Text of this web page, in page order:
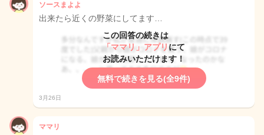
ソースまよよ
出来たら近くの野菜にしてます…
この回答の続きは
「ママリ」アプリ にて
お読みいただけます！
無料で続きを見る(全9件)
3月26日
ママリ